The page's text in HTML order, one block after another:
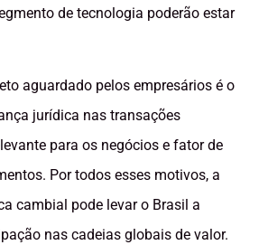
de tecnologia poderão estar
aguardado pelos empresários é o
jurídica nas transações
para os negócios e fator de
Por todos esses motivos, a
cambial pode levar o Brasil a
nas cadeias globais de valor.